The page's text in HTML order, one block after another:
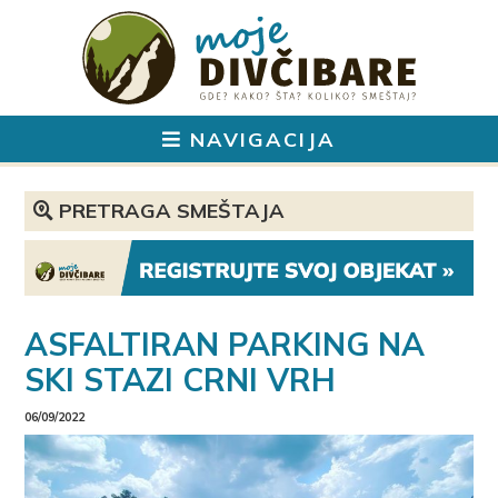
NAVIGACIJA
PRETRAGA SMEŠTAJA
Izaberite vrstu smeštaja:
Apartman
Vikendica
Brvnara
Parking
WiFi
Bazen
Spa & Wellness
Sopstvena kuhinja
ASFALTIRAN PARKING NA
SKI STAZI CRNI VRH
06/09/2022